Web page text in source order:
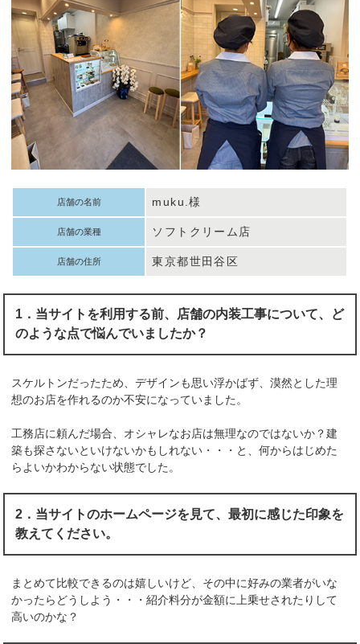
店舗の名前 muku.様
店舗の業種 ソフトクリーム店
店舗の住所 東京都世田谷区
1．当サイトを利用する前、店舗の内装工事について、ど
のような点で悩んでいましたか？
スケルトンだったため、デザインも思い浮かばず、漠然とした理
想のお店を作れるのか不安になっていました。
工務店に頼んだ場合、オシャレなお店は無理なのではないか？建
築も探さないといけないかもしれない・・・と、何からはじめた
らよいかわからない状態でした。
2．当サイトのホームページを見て、最初に感じた印象を
教えてください。
まとめて比較できるのは嬉しいけど、その中に好みの業者がいな
かったらどうしよう・・・紹介料分が金額に上乗せされたりして
高いのかな？